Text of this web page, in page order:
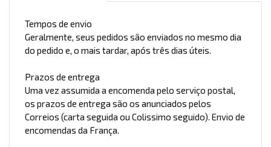
Tempos de envio
Geralmente, seus pedidos são enviados no mesmo dia
do pedido e, o mais tardar, após três dias úteis.
Prazos de entrega
Uma vez assumida a encomenda pelo serviço postal,
os prazos de entrega são os anunciados pelos
Correios (carta seguida ou Colissimo seguido). Envio de
encomendas da França.